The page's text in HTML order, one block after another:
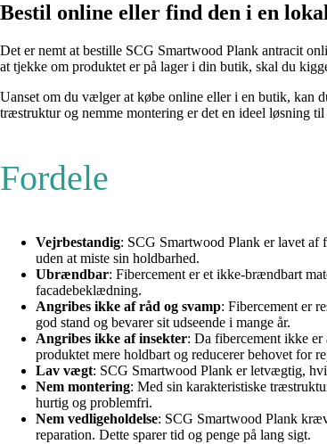
Bestil online eller find den i en
Det er nemt at bestille SCG Smartwood Plank antracit
at tjekke om produktet er på lager i din butik, skal du
Uanset om du vælger at købe online eller i en butik, kan
træstruktur og nemme montering er det en ideel løsning til
Fordele
Vejrbestandig: SCG Smartwood Plank er lavet af
uden at miste sin holdbarhed.
Ubrændbar: Fibercement er et ikke-brændbart
facadebeklædning.
Angribes ikke af råd og svamp: Fibercement er
god stand og bevarer sit udseende i mange år.
Angribes ikke af insekter: Da fibercement ikke
produktet mere holdbart og reducerer behovet for
Lav vægt: SCG Smartwood Plank er letvægtig,
Nem montering: Med sin karakteristiske
hurtig og problemfri.
Nem vedligeholdelse: SCG Smartwood Plank
reparation. Dette sparer tid og penge på lang sigt.